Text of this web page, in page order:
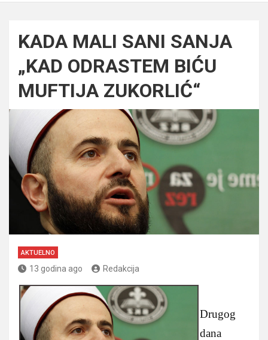
KADA MALI SANI SANJA
„KAD ODRASTEM BIĆU
MUFTIJA ZUKORLIĆ“
AKTUELNO
13 godina ago Redakcija
Drugog
dana